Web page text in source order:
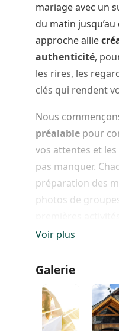
mariage avec un
du matin
approche allie
authenticité,
les rires, les
clés qui rendent
Nous
préalable pour
vos attentes et
pas manquer.
préparation des
photos de
Ce forfait inclut :
Rencontre
journée et
couverture
Séance
Voir plus
Galerie